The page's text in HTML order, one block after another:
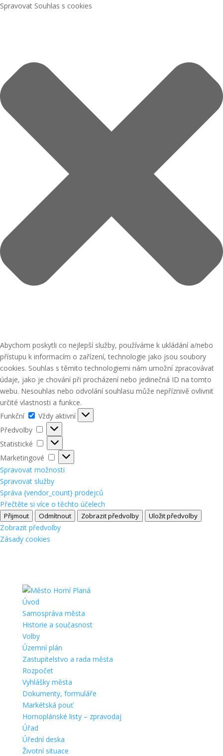
Spravovat Souhlas s cookies
Abychom poskytli co nejlepší služby, používáme k ukládání a/nebo
přístupu k informacím o zařízení, technologie jako jsou soubory
cookies. Souhlas s těmito technologiemi nám umožní zpracovávat
údaje, jako je chování při procházení nebo jedinečná ID na tomto
webu. Nesouhlas nebo odvolání souhlasu může nepříznivě ovlivnit
určité vlastnosti a funkce.
Funkční
Funkční
Vždy aktivní
Předvolby
Předvolby
Statistické
Statistické
Marketingové
Marketingové
Spravovat možnosti
Spravovat služby
Správa {vendor_count} prodejců
Přečtěte si více o těchto účelech
Přijmout Odmítnout Zobrazit předvolby Uložit předvolby
Zobrazit předvolby
Zásady cookies
Úvod
Samospráva města
Historie a současnost
Volby
Územní plán
Zastupitelstvo a rada města
Rozpočet
Vyhlášky města
Dokumenty, formuláře
Markétská pouť
Hornoplánské listy – zpravodaj
Úřad
Úřední deska
Životní situace